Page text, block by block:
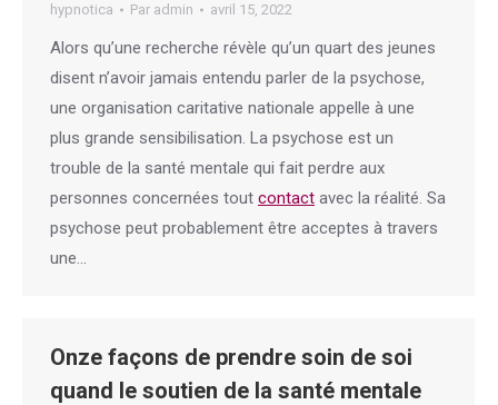
hypnotica Par admin avril 15, 2022
Alors qu’une recherche révèle qu’un quart des jeunes
disent n’avoir jamais entendu parler de la psychose,
une organisation caritative nationale appelle à une
plus grande sensibilisation. La psychose est un
trouble de la santé mentale qui fait perdre aux
personnes concernées tout contact avec la réalité. Sa
psychose peut probablement être acceptes à travers
une…
Onze façons de prendre soin de soi
quand le soutien de la santé mentale